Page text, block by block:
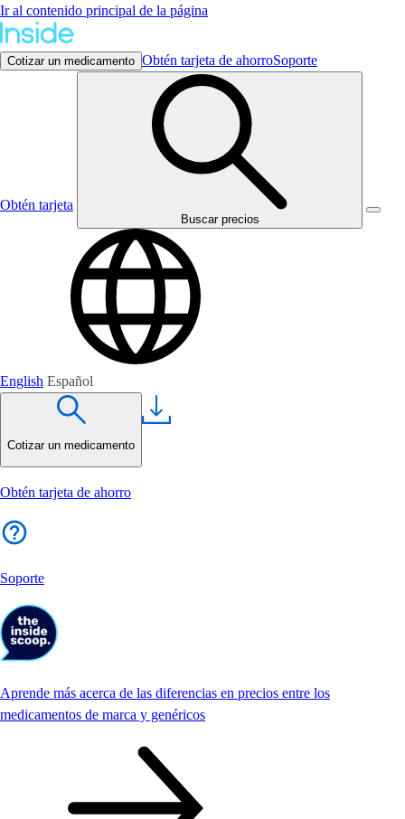
Ir al contenido principal de la página
Cotizar un medicamento Obtén tarjeta de ahorroSoporte
Obtén tarjeta
Buscar precios
English Español
Cotizar un medicamento
Obtén tarjeta de ahorro
Soporte
Aprende más acerca de las diferencias en precios entre los
medicamentos de marca y genéricos